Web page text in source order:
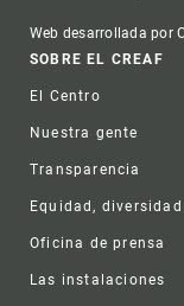
Web desarrollada por
Footer
SOBRE EL CREAF
El Centro
Nuestra gente
Transparencia
Equidad,
Oficina de prensa
Las instalaciones